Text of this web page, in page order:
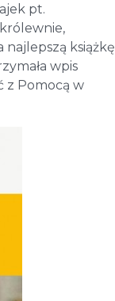
pt.
najlepszą książkę
wpis
z Pomocą w